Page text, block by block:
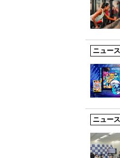
ニュース
ニュース